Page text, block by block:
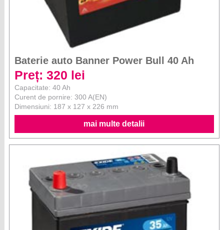
Baterie auto Banner Power Bull 40 Ah
Preț: 320 lei
Capacitate: 40 Ah
Curent de pornire: 300 A(EN)
Dimensiuni: 187 x 127 x 226 mm
mai multe detalii